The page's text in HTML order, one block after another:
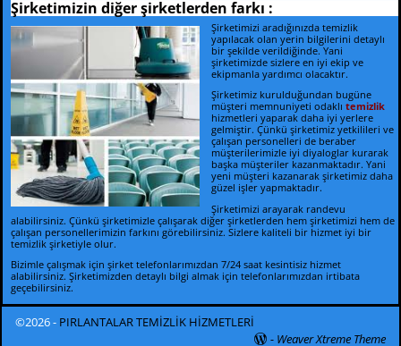
Şirketimizin diğer şirketlerden farkı :
Şirketimizi aradığınızda temizlik
yapılacak olan yerin bilgilerini detaylı
bir şekilde verildiğinde. Yani
şirketimizde sizlere en iyi ekip ve
ekipmanla yardımcı olacaktır.
Şirketimiz kurulduğundan bugüne
müşteri memnuniyeti odaklı temizlik
hizmetleri yaparak daha iyi yerlere
gelmiştir. Çünkü şirketimiz yetkilileri ve
çalışan personelleri de beraber
müşterilerimizle iyi diyaloglar kurarak
başka müşteriler kazanmaktadır. Yani
yeni müşteri kazanarak şirketimiz daha
güzel işler yapmaktadır.
Şirketimizi arayarak randevu
alabilirsiniz. Çünkü şirketimizle çalışarak diğer şirketlerden hem şirketimizi hem de
çalışan personellerimizin farkını görebilirsiniz. Sizlere kaliteli bir hizmet iyi bir
temizlik şirketiyle olur.
Bizimle çalışmak için şirket telefonlarımızdan 7/24 saat kesintisiz hizmet
alabilirsiniz. Şirketimizden detaylı bilgi almak için telefonlarımızdan irtibata
geçebilirsiniz.
©2026 - PIRLANTALAR TEMİZLİK HİZMETLERİ
- Weaver Xtreme Theme